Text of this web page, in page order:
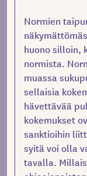
Normien
huono silloin,
normista.
muassa
sellaisia
hävettävää
kokemukset
sanktioihin
syitä voi olla
tavalla.